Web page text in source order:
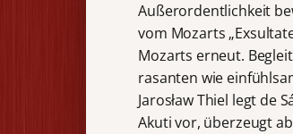
Außerordentlichkeit
vom Mozarts
Mozarts erneut.
rasanten wie
Jarosław Thiel legt de
Akuti vor, überzeugt